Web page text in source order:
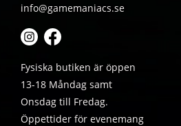
info@gamemaniacs.se
Fysiska butiken är öppen
13-18 Måndag samt
Onsdag till Fredag.
Öppettider för evenemang